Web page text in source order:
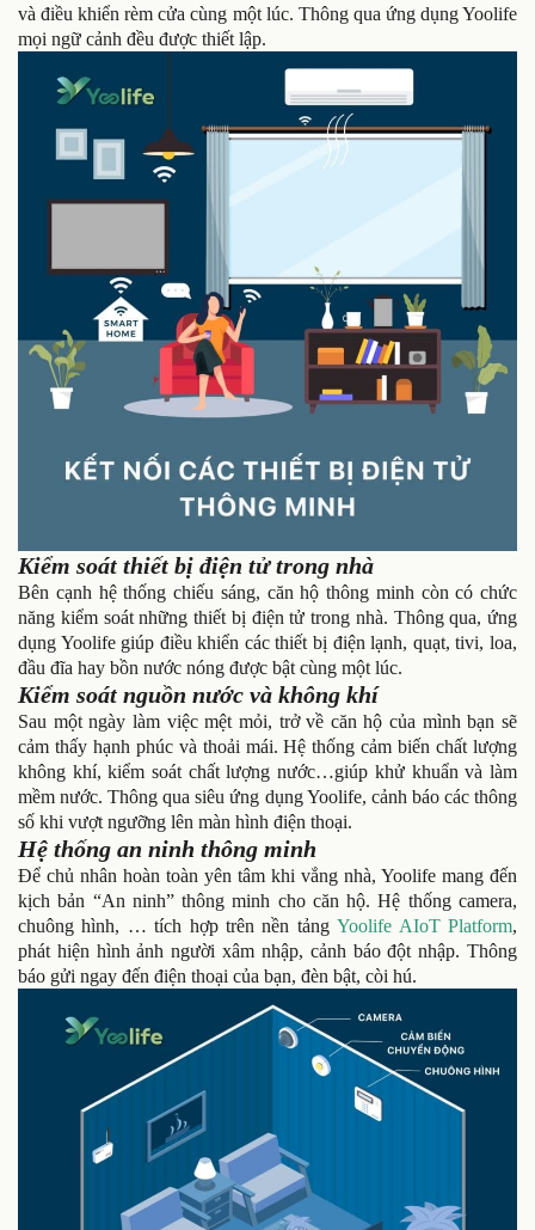
và điều khiển rèm cửa cùng một lúc. Thông qua ứng dụng Yoolife
mọi ngữ cảnh đều được thiết lập.
Kiểm soát thiết bị điện tử trong nhà
Bên cạnh hệ thống chiếu sáng, căn hộ thông minh còn có chức
năng kiểm soát những thiết bị điện tử trong nhà. Thông qua, ứng
dụng Yoolife giúp điều khiển các thiết bị điện lạnh, quạt, tivi, loa,
đầu đĩa hay bồn nước nóng được bật cùng một lúc.
Kiểm soát nguồn nước và không khí
Sau một ngày làm việc mệt mỏi, trở về căn hộ của mình bạn sẽ
cảm thấy hạnh phúc và thoải mái. Hệ thống cảm biến chất lượng
không khí, kiểm soát chất lượng nước…giúp khử khuẩn và làm
mềm nước. Thông qua siêu ứng dụng Yoolife, cảnh báo các thông
số khi vượt ngưỡng lên màn hình điện thoại.
Hệ thống an ninh thông minh
Để chủ nhân hoàn toàn yên tâm khi vắng nhà, Yoolife mang đến
kịch bản “An ninh” thông minh cho căn hộ. Hệ thống camera,
chuông hình, … tích hợp trên nền tảngYoolife AIoT Platform,
phát hiện hình ảnh người xâm nhập, cảnh báo đột nhập. Thông
báo gửi ngay đến điện thoại của bạn, đèn bật, còi hú.